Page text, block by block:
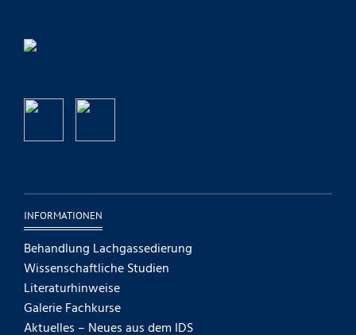
INFORMATIONEN
Behandlung Lachgassedierung
Wissenschaftliche Studien
Literaturhinweise
Galerie Fachkurse
Aktuelles – Neues aus dem IDS